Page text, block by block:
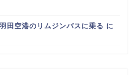
田空港のリムジンバスに乗る に